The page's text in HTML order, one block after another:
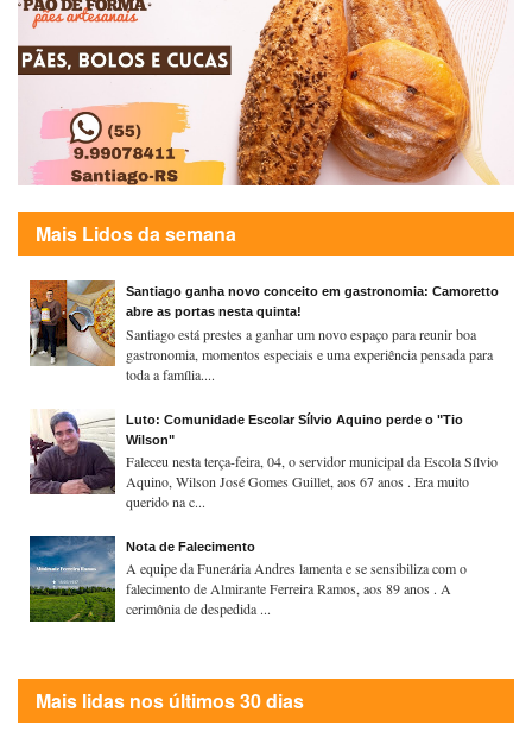
Mais Lidos da semana
Santiago ganha novo conceito em gastronomia: Camoretto
abre as portas nesta quinta!
Santiago está prestes a ganhar um novo espaço para reunir boa
gastronomia, momentos especiais e uma experiência pensada para
toda a família....
Luto: Comunidade Escolar Sílvio Aquino perde o "Tio
Wilson"
Faleceu nesta terça-feira, 04, o servidor municipal da Escola Sílvio
Aquino, Wilson José Gomes Guillet, aos 67 anos . Era muito
querido na c...
Nota de Falecimento
A equipe da Funerária Andres lamenta e se sensibiliza com o
falecimento de Almirante Ferreira Ramos, aos 89 anos . A
cerimônia de despedida ...
Mais lidas nos últimos 30 dias